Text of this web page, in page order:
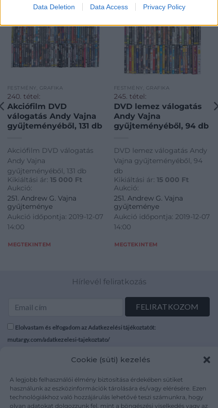
Data Deletion Data Access Privacy Policy
Cookie (süti) kezelés
A legjobb felhasználói élmény biztosítása érdekében sütiket
használunk az eszközinformációk tárolására és/vagy elérésére. Ezen
technológiákhoz való hozzájárulás lehetővé teszi számunkra, hogy
olyan adatokat dolgozzunk fel, mint a böngészési viselkedés vagy az
FESTMÉNY, GRAFIKA
240. tétel:
Akciófilm DVD
válogatás Andy Vajna
gyűjteményéből, 131 db
Akciófilm DVD válogatás
Andy Vajna
gyűjteményéből, 131 db
Kikiáltási ár: 15 000 Ft
Aukció:
251. Andrew G. Vajna
gyűjteménye
Aukció időpontja: 2019-12-07
14:00
MEGTEKINTEM
FESTMÉNY, GRAFIKA
245. tétel:
DVD lemez válogatás
Andy Vajna
gyűjteményéből, 94 db
DVD lemez válogatás Andy
Vajna gyűjteményéből, 94
db
Kikiáltási ár: 15 000 Ft
Aukció:
251. Andrew G. Vajna
gyűjteménye
Aukció időpontja: 2019-12-07
14:00
MEGTEKINTEM
Hírlevél feliratkozás
Elolvastam és elfogadom az Adatkezelési tájékoztatót:
mutargy.com/adatkezelesi-tajekoztato/
Médiaajánlat
Karrier
Kapcsolat
Áraink
ÁSZF
Adatvédelem
Impresszum